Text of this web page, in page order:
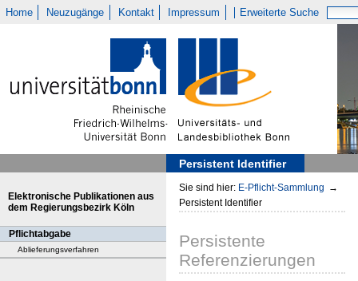
Home Neuzugänge Kontakt Impressum Erweiterte Suche
Persistent Identifier
Elektronische Publikationen aus
dem Regierungsbezirk Köln
Pflichtabgabe
Ablieferungsverfahren
Sie sind hier: E-Pflicht-Sammlung →
Persistent Identifier
Persistente
Referenzierungen